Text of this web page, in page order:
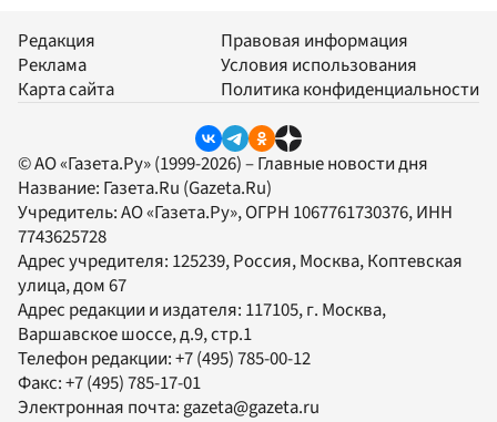
Редакция
Реклама
Карта сайта
Правовая информация
Условия использования
Политика конфиденциальности
© АО «Газета.Ру» (1999-2026) – Главные новости дня
Название: Газета.Ru (Gazeta.Ru)
Учредитель:АО «Газета.Ру», ОГРН 1067761730376, ИНН
7743625728
Адрес учредителя: 125239, Россия, Москва, Коптевская
улица, дом 67
Адрес редакции и издателя: 117105, г. Москва,
Варшавское шоссе, д.9, стр.1
Телефон редакции:+7 (495) 785-00-12
Факс:+7 (495) 785-17-01
Электронная почта: gazeta@gazeta.ru